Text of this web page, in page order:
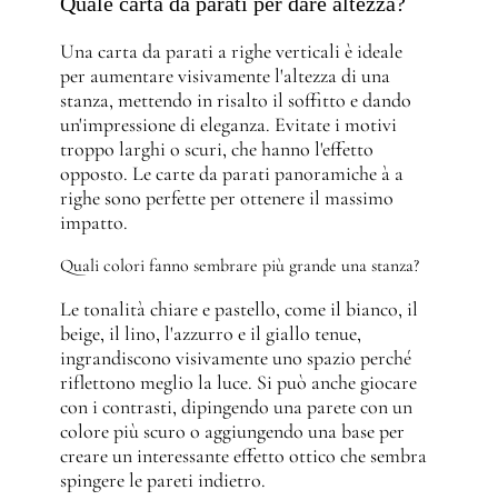
Una carta da parati a righe verticali è ideale
per aumentare visivamente l'altezza di una
stanza, mettendo in risalto il soffitto e dando
un'impressione di eleganza. Evitate i motivi
troppo larghi o scuri, che hanno l'effetto
opposto. Le carte da parati panoramiche à a
righe sono perfette per ottenere il massimo
impatto.
Quali colori fanno sembrare più grande una stanza?
Le tonalità chiare e pastello, come il bianco, il
beige, il lino, l'azzurro e il giallo tenue,
ingrandiscono visivamente uno spazio perché
riflettono meglio la luce. Si può anche giocare
con i contrasti, dipingendo una parete con un
colore più scuro o aggiungendo una base per
creare un interessante effetto ottico che sembra
spingere le pareti indietro.